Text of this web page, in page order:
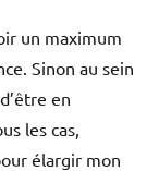
un maximum
Sinon au sein
en
les cas,
élargir mon